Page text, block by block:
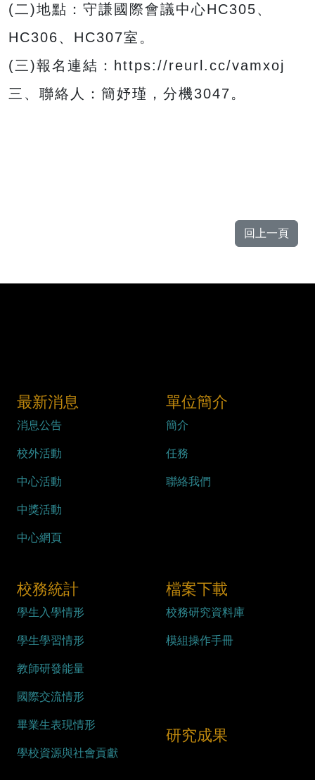
(二)地點：守謙國際會議中心HC305、
HC306、HC307室。
(三)報名連結：https://reurl.cc/vamxoj
三、聯絡人：簡妤瑾，分機3047。
回上一頁
最新消息
消息公告
校外活動
中心活動
中獎活動
中心網頁
單位簡介
簡介
任務
聯絡我們
校務統計
學生入學情形
學生學習情形
教師研發能量
國際交流情形
畢業生表現情形
學校資源與社會貢獻
檔案下載
校務研究資料庫
模組操作手冊
研究成果